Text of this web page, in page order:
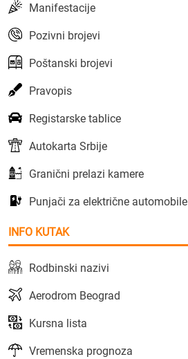
Manifestacije
Pozivni brojevi
Poštanski brojevi
Pravopis
Registarske tablice
Autokarta Srbije
Granični prelazi kamere
Punjači za električne automobile
INFO KUTAK
Rodbinski nazivi
Aerodrom Beograd
Kursna lista
Vremenska prognoza